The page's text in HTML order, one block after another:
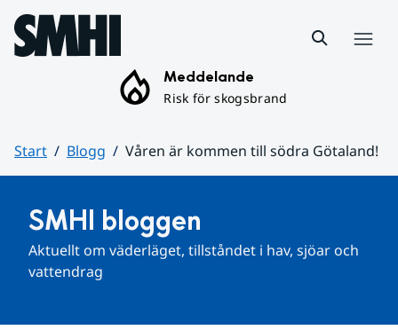
Hoppa till sidans innehåll
Meddelande
Risk för skogsbrand
Start Blogg
Våren är kommen till södra Götaland!
SMHI bloggen
Aktuellt om väderläget, tillståndet i hav, sjöar och
vattendrag